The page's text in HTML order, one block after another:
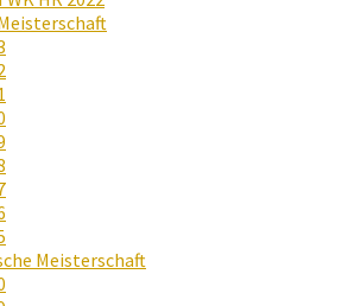
Meisterschaft